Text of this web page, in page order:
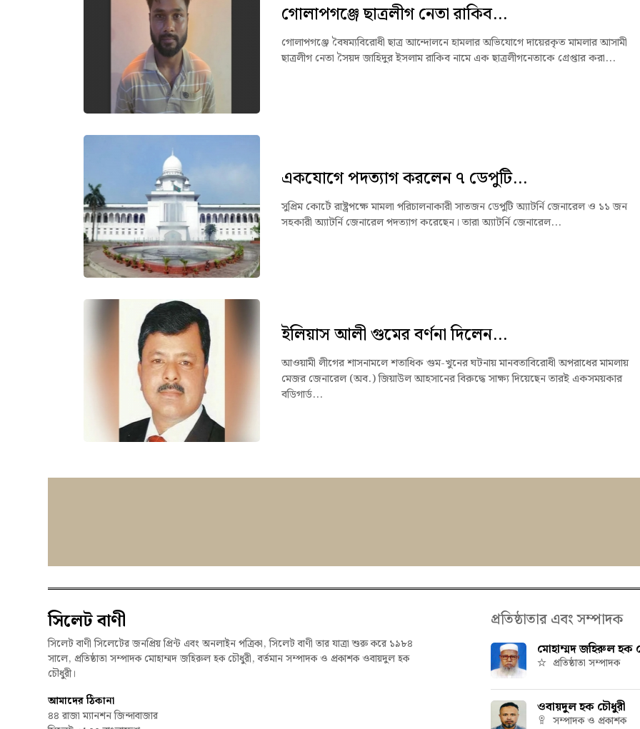
গোলাপগঞ্জে ছাত্রলীগ নেতা রাকিব...
গোলাপগঞ্জে বৈষম্যবিরোধী ছাত্র আন্দোলনে হামলার অভিযোগে দায়েরকৃত মামলার আসামী
ছাত্রলীগ নেতা সৈয়দ জাহিদুর ইসলাম রাকিব নামে এক ছাত্রলীগনেতাকে গ্রেপ্তার করা...
একযোগে পদত্যাগ করলেন ৭ ডেপুটি...
সুপ্রিম কোর্টে রাষ্ট্রপক্ষে মামলা পরিচালনাকারী সাতজন ডেপুটি অ্যাটর্নি জেনারেল ও ১১ জন
সহকারী অ্যাটর্নি জেনারেল পদত্যাগ করেছেন। তারা অ্যাটর্নি জেনারেল...
ইলিয়াস আলী গুমের বর্ণনা দিলেন...
আওয়ামী লীগের শাসনামলে শতাধিক গুম-খুনের ঘটনায় মানবতাবিরোধী অপরাধের মামলায়
মেজর জেনারেল (অব.) জিয়াউল আহসানের বিরুদ্ধে সাক্ষ্য দিয়েছেন তারই একসময়কার
বডিগার্ড...
সিলেট বাণী
সিলেট বাণী সিলেটের জনপ্রিয় প্রিন্ট এবং অনলাইন পত্রিকা, সিলেট বাণী তার যাত্রা শুরু করে ১৯৮৪
সালে, প্রতিষ্ঠাতা সম্পাদক মোহাম্মদ জহিরুল হক চৌধুরী, বর্তমান সম্পাদক ও প্রকাশক ওবায়দুল হক
চৌধুরী।
আমাদের ঠিকানা
৪৪ রাজা ম্যানশন জিন্দাবাজার
প্রতিষ্ঠাতার এবং সম্পাদক
মোহাম্মদ জহিরুল হক
প্রতিষ্ঠাতা সম্পাদক
ওবায়দুল হক চৌধুরী
সম্পাদক ও প্রকাশক